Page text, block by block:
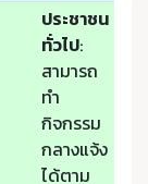
ประชาชน
ทั่วไป:
สามารถ
ทำ
กิจกรรม
กลางแจ้ง
ได้ตาม